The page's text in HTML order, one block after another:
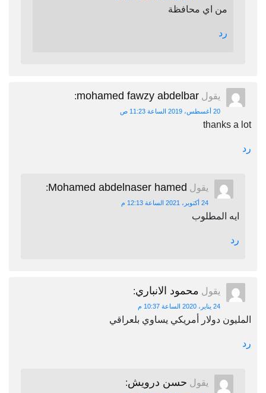
من اي محافظة
رد
يقول mohamed fawzy abdelbar
:
20 أغسطس، 2019 الساعة 11:23 ص
thanks a lot
رد
يقول Mohamed abdelnaser hamed
:
24 أكتوبر، 2021 الساعة 12:13 م
ايه المطلوب
رد
يقول محمود الانباري:
24 يناير، 2020 الساعة 10:37 م
المليون دولار أمريكي يساوي بلعراقي
رد
يقول حسن درويش: